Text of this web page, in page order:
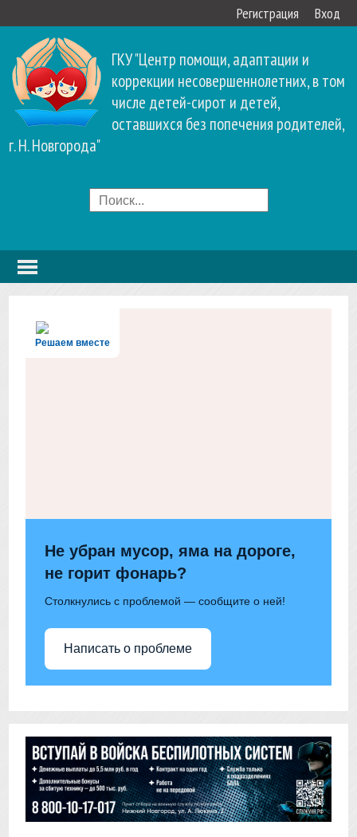
Вход
Регистрация
ГКУ "Центр помощи, адаптации и
коррекции несовершеннолетних, в том
числе детей-сирот и детей,
оставшихся без попечения родителей,
г. Н. Новгорода"
Решаем вместе
Не убран мусор, яма на дороге,
не горит фонарь?
Столкнулись с проблемой — сообщите о ней!
Написать о проблеме